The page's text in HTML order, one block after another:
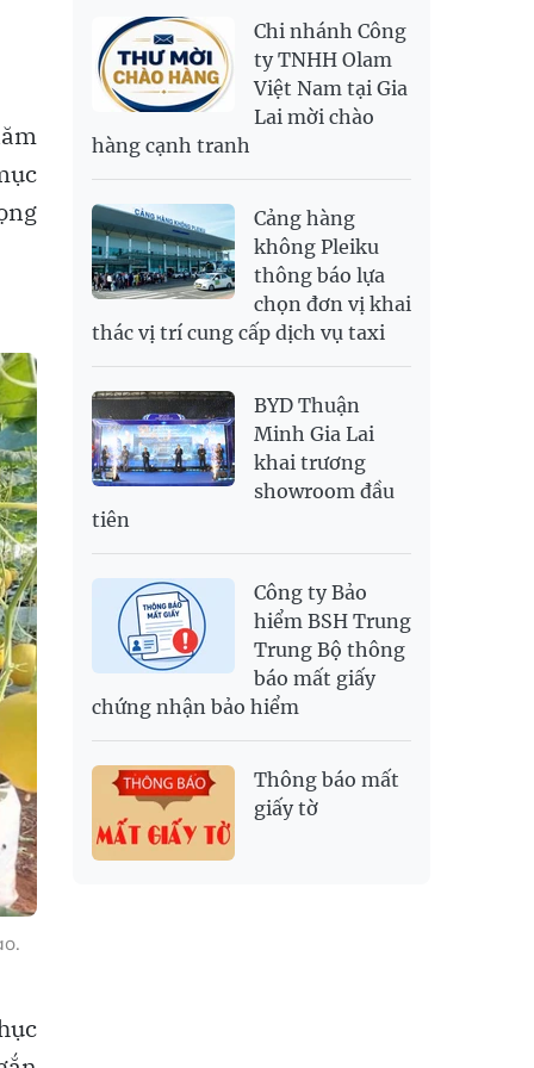
NOK
RUB
304.3
336.84
SAR
6,945.42
7,244.36
2,702.79
2,817.41
SGD
USD
26,000 26,030 26,410
PNJ 138,500,000142,200,000
Chi nhánh Công
ty TNHH Olam
Việt Nam tại Gia
Lai mời chào
hàng cạnh tranh
Cảng hàng
không Pleiku
thông báo lựa
chọn đơn vị khai
thác vị trí cung cấp dịch vụ taxi
BYD Thuận
Minh Gia Lai
khai trương
showroom đầu
tiên
Công ty Bảo
hiểm BSH Trung
Trung Bộ thông
báo mất giấy
chứng nhận bảo hiểm
Thông báo mất
giấy tờ